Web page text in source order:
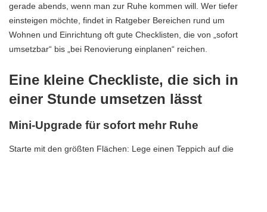
gerade abends, wenn man zur Ruhe kommen will. Wer tiefer
einsteigen möchte, findet in Ratgeber Bereichen rund um
Wohnen und Einrichtung oft gute Checklisten, die von „sofort
umsetzbar“ bis „bei Renovierung einplanen“ reichen.
Eine kleine Checkliste, die sich in
einer Stunde umsetzen lässt
Mini-Upgrade für sofort mehr Ruhe
Starte mit den größten Flächen: Lege einen Teppich auf die